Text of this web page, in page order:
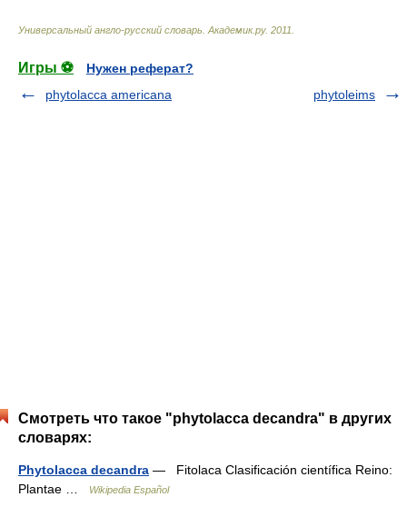
Универсальный англо-русский словарь Академик.ру. 2011
Игры ⚽
Нужен реферат?
phytolacca americana
phytoleims
Смотреть что такое "phytolacca decandra" в других
словарях:
Phytolacca decandra — Fitolaca Clasificación científica Reino:
Plantae …
Wikipedia Español